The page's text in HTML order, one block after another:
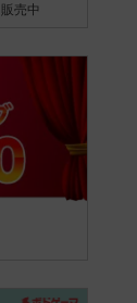
売中